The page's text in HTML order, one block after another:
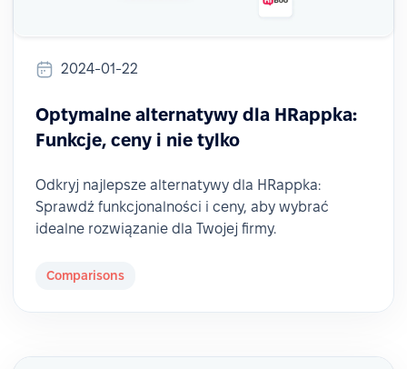
2024-01-22
Optymalne alternatywy dla HRappka:
Funkcje, ceny i nie tylko
Odkryj najlepsze alternatywy dla HRappka:
Sprawdź funkcjonalności i ceny, aby wybrać
idealne rozwiązanie dla Twojej firmy.
Comparisons